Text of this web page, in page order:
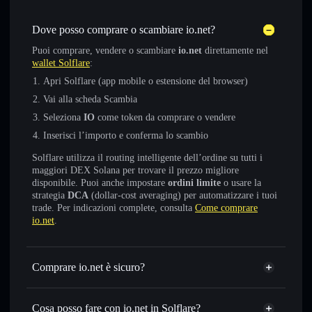
Dove posso comprare o scambiare io.net?
Puoi comprare, vendere o scambiare io.net direttamente nel
wallet Solflare:
Apri Solflare (app mobile o estensione del browser)
Vai alla scheda Scambia
Seleziona IO come token da comprare o vendere
Inserisci l’importo e conferma lo scambio
Solflare utilizza il routing intelligente dell’ordine su tutti i
maggiori DEX Solana per trovare il prezzo migliore
disponibile. Puoi anche impostare ordini limite o usare la
strategia DCA (dollar-cost averaging) per automatizzare i tuoi
trade. Per indicazioni complete, consulta Come comprare
io.net.
Comprare io.net è sicuro?
io.net token verificato
Cosa posso fare con io.net in Solflare?